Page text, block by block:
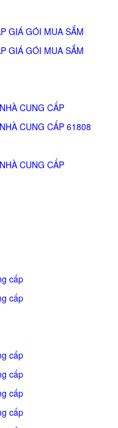
GIÁ GÓI MUA SẮM
GIÁ GÓI MUA SẮM
CUNG CẤP
CUNG CẤP 61808
CUNG CẤP
cấp
cấp
cấp
cấp
cấp
cấp